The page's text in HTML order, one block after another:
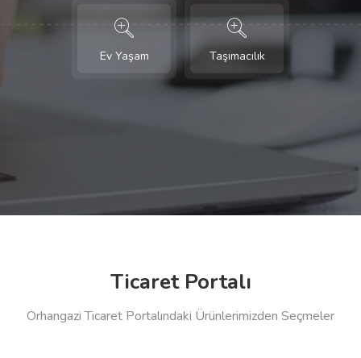
Ev Yaşam Taşımacılık
Ticaret Portalı
Orhangazi Ticaret Portalındaki Ürünlerimizden Seçmeler